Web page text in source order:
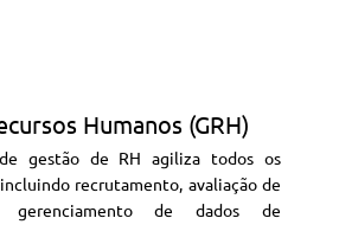
Humanos (GRH)
gestão de RH agiliza todos os
recrutamento, avaliação de
gerenciamento de dados de